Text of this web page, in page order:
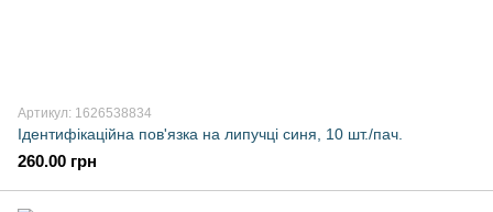
Артикул: 1626538834
Ідентифікаційна пов'язка на липучці синя, 10 шт./пач.
260.00 грн